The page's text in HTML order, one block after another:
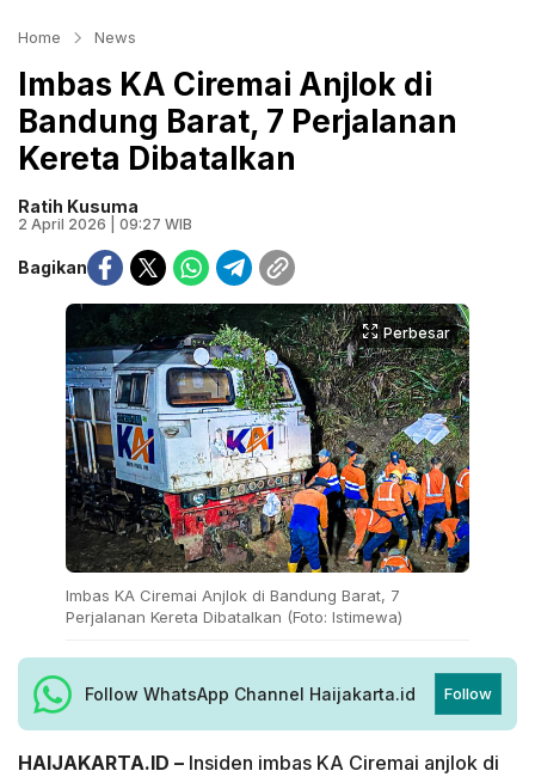
Home News
Imbas KA Ciremai Anjlok di
Bandung Barat, 7 Perjalanan
Kereta Dibatalkan
Ratih Kusuma
2 April 2026 | 09:27 WIB
Bagikan
Perbesar
Imbas KA Ciremai Anjlok di Bandung Barat, 7
Perjalanan Kereta Dibatalkan (Foto: Istimewa)
Follow WhatsApp Channel Haijakarta.id Follow
HAIJAKARTA.ID – Insiden imbas KA Ciremai anjlok di